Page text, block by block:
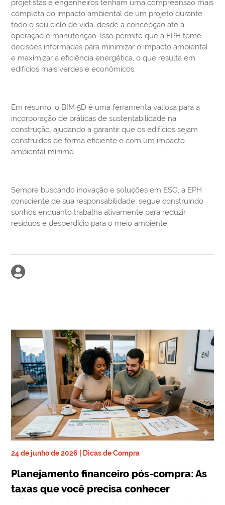
projetistas e engenheiros tenham uma compreensão mais
completa do impacto ambiental de um projeto durante
todo o seu ciclo de vida, desde a concepção até a
operação e manutenção. Isso permite que a EPH tome
decisões informadas para minimizar o impacto ambiental
e maximizar a eficiência energética, o que resulta em
edifícios mais verdes e econômicos.
Em resumo, o BIM 5D é uma ferramenta valiosa para a
incorporação de práticas de sustentabilidade na
construção, ajudando a garantir que os edifícios sejam
construídos de forma eficiente e com um impacto
ambiental mínimo.
Sempre buscando inovação e soluções em ESG, a EPH
consciente de sua responsabilidade, segue construindo
sonhos enquanto trabalha ativamente para reduzir
resíduos e desperdício para o meio ambiente.
24 de junho de 2026 | Dicas de Compra
Planejamento financeiro pós-compra: As
taxas que você precisa conhecer